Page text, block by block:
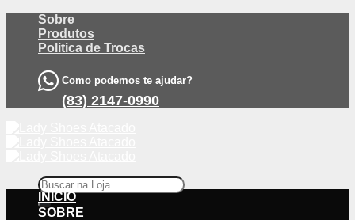
content
Sobre
Produtos
Politica de Trocas
Como podemos te ajudar?
(83) 2147-0990
Pesquisar
por:
INÍCIO
SOBRE